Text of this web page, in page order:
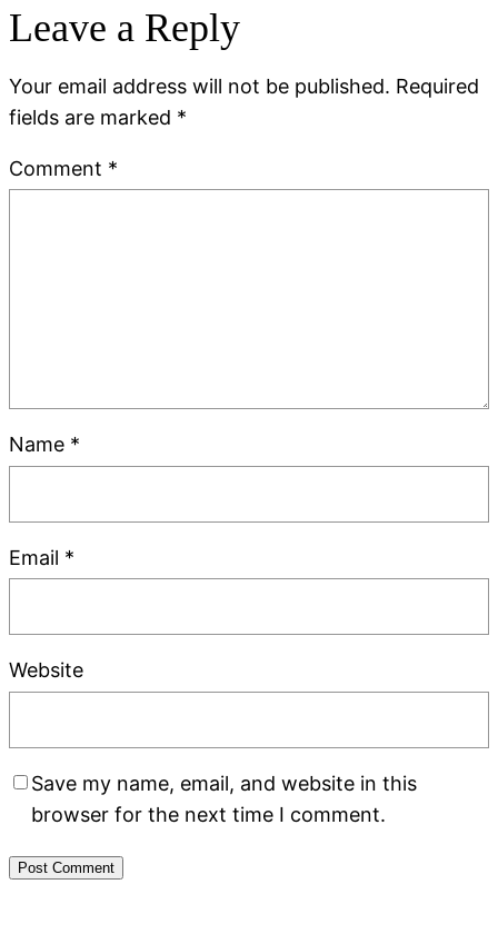
Leave a Reply
Your email address will not be published. Required
fields are marked *
Comment *
Name *
Email *
Website
Save my name, email, and website in this
browser for the next time I comment.